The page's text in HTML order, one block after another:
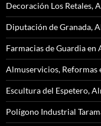
Decoración Los Retales,
Diputación de Granada,
Farmacias de Guardia
Almuservicios, Reformas
Escultura del Espetero,
Polígono Industrial